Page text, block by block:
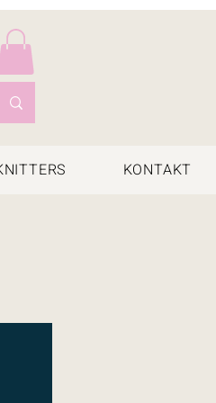
KONTAKT